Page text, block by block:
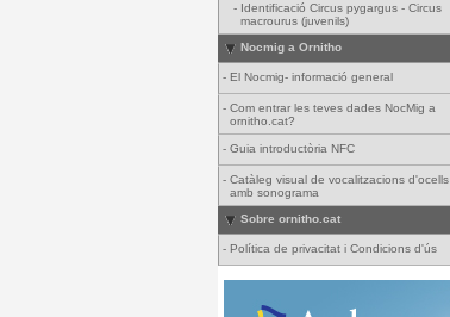
- Identificació Circus pygargus - Circus
macrourus (juvenils)
Nocmig a Ornitho
- El Nocmig- informació general
- Com entrar les teves dades NocMig a
ornitho.cat?
- Guia introductòria NFC
- Catàleg visual de vocalitzacions d'ocells
amb sonograma
Sobre ornitho.cat
- Política de privacitat i Condicions d'ús